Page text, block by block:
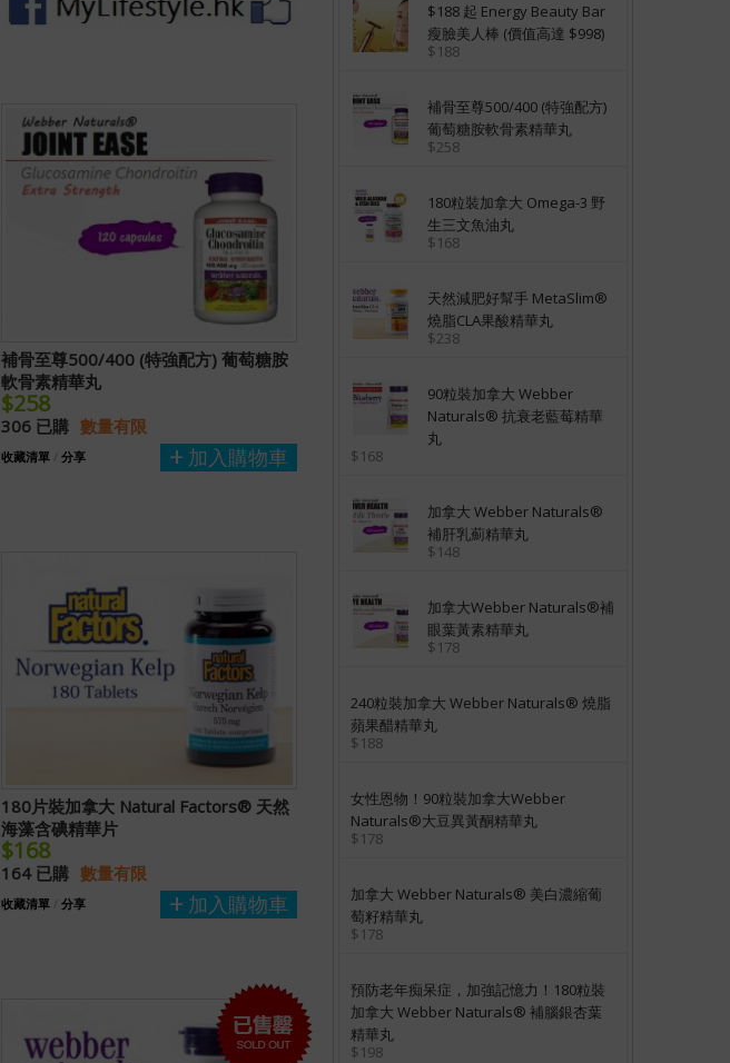
補骨至尊500/400 (特強配方) 葡萄糖胺
軟骨素精華丸
$258
306 已購 數量有限
加入購物車
收藏清單 / 分享
180片裝加拿大 Natural Factors® 天然
海藻含碘精華片
$168
164 已購 數量有限
加入購物車
收藏清單 / 分享
$188 起 Energy Beauty Bar
瘦臉美人棒 (價值高達 $998)
$188
補骨至尊500/400 (特強配方)
葡萄糖胺軟骨素精華丸
$258
180粒裝加拿大 Omega-3 野
生三文魚油丸
$168
天然減肥好幫手 MetaSlim®
燒脂CLA果酸精華丸
$238
90粒裝加拿大 Webber
Naturals® 抗衰老藍莓精華
丸
$168
加拿大 Webber Naturals®
補肝乳薊精華丸
$148
加拿大Webber Naturals®補
眼葉黃素精華丸
$178
240粒裝加拿大 Webber Naturals® 燒脂
蘋果醋精華丸
$188
女性恩物！90粒裝加拿大Webber
Naturals®大豆異黃酮精華丸
$178
加拿大 Webber Naturals® 美白濃縮葡
萄籽精華丸
$178
預防老年痴呆症，加強記憶力！180粒裝
加拿大 Webber Naturals® 補腦銀杏葉
精華丸
$198